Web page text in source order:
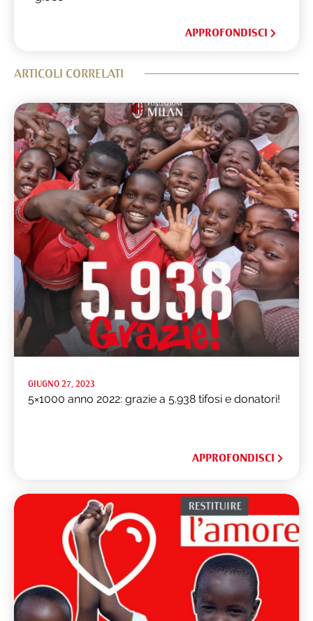
APPROFONDISCI
ARTICOLI CORRELATI
GIUGNO 27, 2023
5×1000 anno 2022: grazie a 5.938 tifosi e donatori!
APPROFONDISCI